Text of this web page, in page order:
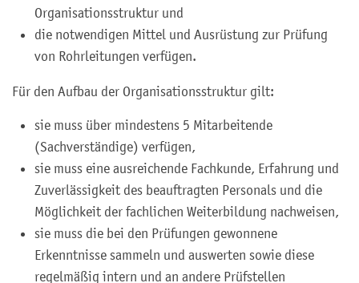
Organisationsstruktur und
die notwendigen Mittel und Ausrüstung zur Prüfung
von Rohrleitungen verfügen.
Für den Aufbau der Organisationsstruktur gilt:
sie muss über mindestens 5 Mitarbeitende
(Sachverständige) verfügen,
sie muss eine ausreichende Fachkunde, Erfahrung und
Zuverlässigkeit des beauftragten Personals und die
Möglichkeit der fachlichen Weiterbildung nachweisen,
sie muss die bei den Prüfungen gewonnene
Erkenntnisse sammeln und auswerten sowie diese
regelmäßig intern und an andere Prüfstellen